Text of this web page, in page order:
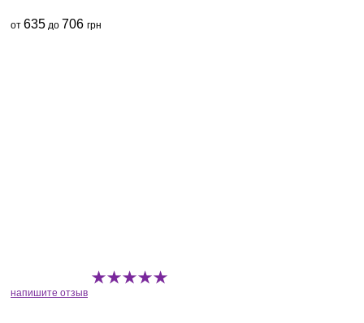
от 635 до 706 грн
напишите отзыв